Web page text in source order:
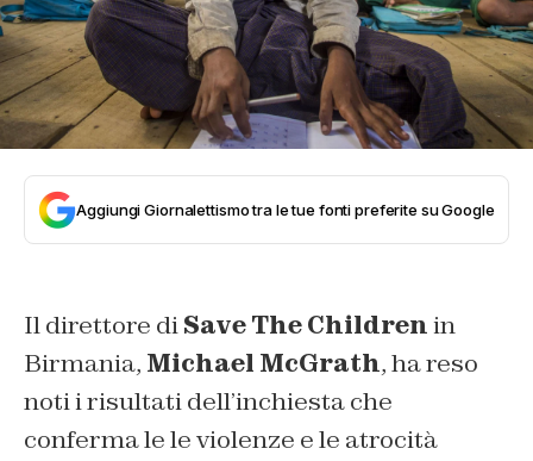
Aggiungi Giornalettismo tra le tue fonti preferite su Google
Il direttore diSave The Childrenin
Birmania, Michael McGrath, ha reso
noti i risultati dell’inchiesta che
conferma le le violenze e le atrocità